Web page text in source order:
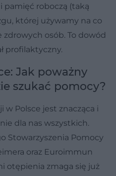
pamięć roboczą (taką
której używamy na co
zdrowych osób. To dowód
profilaktyczny.
Jak poważny
szukać pomocy?
Polsce jest znacząca i
dla nas wszystkich.
Stowarzyszenia Pomocy
oraz Euroimmun
otępienia zmaga się już